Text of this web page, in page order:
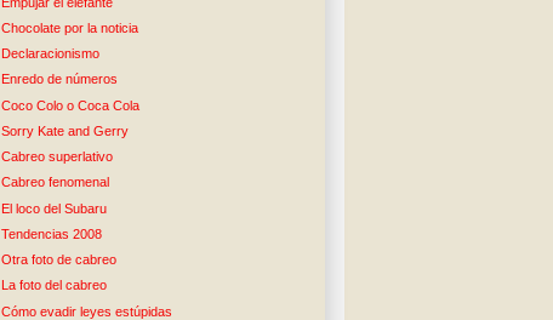
Chocolate por la noticia
Declaracionismo
Enredo de números
Coco Colo o Coca Cola
Sorry Kate and Gerry
Cabreo superlativo
Cabreo fenomenal
El loco del Subaru
Tendencias 2008
Otra foto de cabreo
La foto del cabreo
Cómo evadir leyes estúpidas